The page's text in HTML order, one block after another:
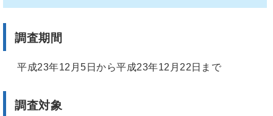
調査期間
平成23年12月5日から平成23年12月22日まで
調査対象